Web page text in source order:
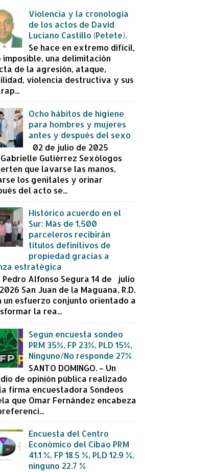
Violencia y la cronología
de los actos de David
Luciano Castillo (Petete).
Se hace en extremo difícil,
imposible, una delimitación
de la agresión, ataque,
violencia destructiva y sus
Ocho hábitos de higiene
para hombres y mujeres
antes y después del sexo
02 de julio de 2025
Gabrielle Gutiérrez Sexólogos
que lavarse las manos,
los genitales y orinar
del acto se...
Histórico acuerdo en el
Sur: Más de 1,500
parceleros recibirán
títulos definitivos de
propiedad gracias a
estratégica
Pedro Alfonso Segura 14 de julio
San Juan de la Maguana, R.D.
un esfuerzo conjunto orientado a
la rea...
Segun encuesta sondeo
PRM 35%, FP 23%, PLD 15%,
Ninguno/No responde 27%
SANTO DOMINGO. – Un
de opinión pública realizado
firma encuestadora Sondeos
que Omar Fernández encabeza
Encuesta del Centro
Económico del Cibao PRM
41.1 %, FP 18.5 %, PLD 12.9 %,
ninguno 22.7 %